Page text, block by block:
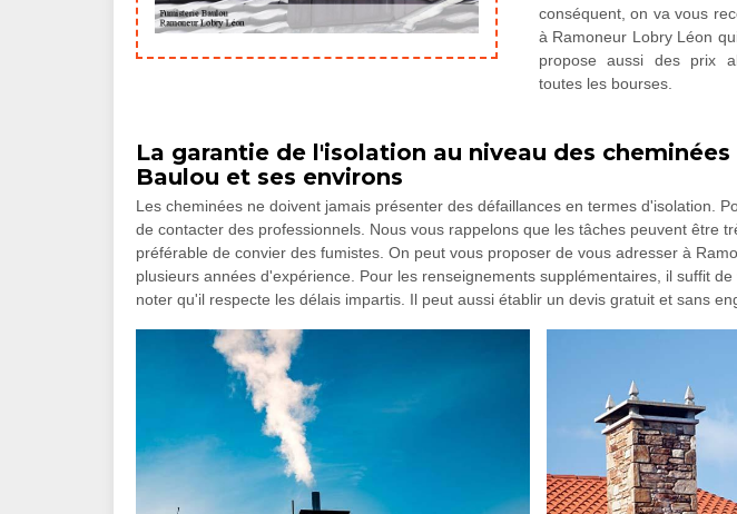
conséquent, on va vous
à Ramoneur Lobry Léon
propose aussi des prix
toutes les bourses.
La garantie de l'isolation au niveau des
Baulou et ses environs
Les cheminées ne doivent jamais présenter des défaillances en termes d'isolation.
de contacter des professionnels. Nous vous rappelons que les tâches peuvent être
préférable de convier des fumistes. On peut vous proposer de vous adresser à
plusieurs années d'expérience. Pour les renseignements supplémentaires, il suffit
noter qu'il respecte les délais impartis. Il peut aussi établir un devis gratuit et sans